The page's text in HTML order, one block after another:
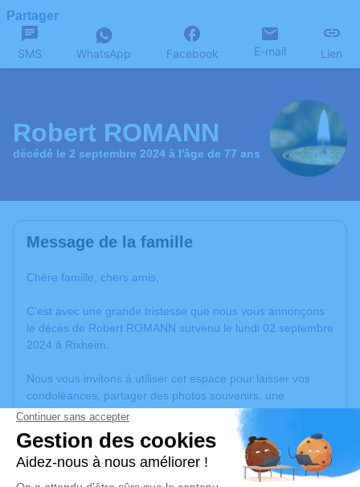
Partager
SMS WhatsApp Facebook E-mail Lien
Robert ROMANN
décédé le 2 septembre 2024 à l'âge de 77 ans
Message de la famille
Chère famille, chers amis,
C’est avec une grande tristesse que nous vous annonçons
le décès de Robert ROMANN survenu le lundi 02 septembre
2024 à Rixheim.
Nous vous invitons à utiliser cet espace pour laisser vos
condoléances, partager des photos souvenirs, une
anecdote ou exprimer vos pensées à travers des poèmes
ou des textes. Cet endroit est un lieu d'expression dédié à
honorer la mémoire de Robert ROMANN.
Un service de plantation d’arbre hommage estdisponible